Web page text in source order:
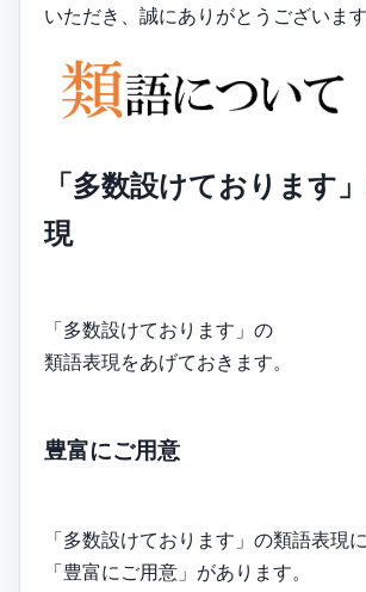
いただき、誠にありがとうございます
「多数設けております
現
「多数設けております」の
類語表現をあげておきます。
豊富にご用意
「多数設けております」の類語表現
「豊富にご用意」があります。